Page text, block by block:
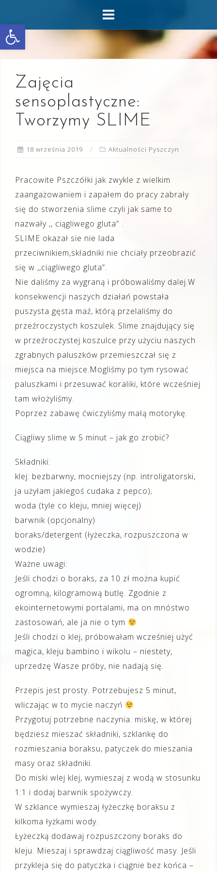
Otwórz pasek narzędzi
content
Zajęcia
sensoplastyczne:
Tworzymy SLIME
18 września 2019 Aktualności Pyszczyn
Pracowite Pszczółki jak zwykle z wielkim
zaangażowaniem i zapałem do pracy zabrały
się do stworzenia slime czyli jak same to
nazwały ,, ciągliwego gluta” .
SLIME okazał sie nie lada
przeciwnikiem,składniki nie chciały przeobrazić
się w ,,ciągliwego gluta”.
Nie daliśmy za wygraną i próbowaliśmy dalej.W
konsekwencji naszych działań powstała
puszysta gęsta maź, którą przelaliśmy do
przeźroczystych koszulek. Slime znajdujący się
w przeźroczystej koszulce przy użyciu naszych
zgrabnych paluszków przemieszczał się z
miejsca na miejsce.Mogliśmy po tym rysować
paluszkami i przesuwać koraliki, które wcześniej
tam włożyliśmy.
Poprzez zabawę ćwiczyliśmy małą motorykę.
Ciągliwy slime w 5 minut – jak go zrobić?
Składniki:
klej: bezbarwny, mocniejszy (np. introligatorski,
ja użyłam jakiegoś cudaka z pepco);
woda (tyle co kleju, mniej więcej)
barwnik (opcjonalny)
boraks/detergent (łyżeczka, rozpuszczona w
wodzie)
Ważne uwagi:
Jeśli chodzi o boraks, za 10 zł można kupić
ogromną, kilogramową butlę. Zgodnie z
ekointernetowymi portalami, ma on mnóstwo
zastosowań, ale ja nie o tym
Jeśli chodzi o klej, próbowałam wcześniej użyć
magica, kleju bambino i wikolu – niestety,
uprzedzę Wasze próby, nie nadają się.
Przepis jest prosty. Potrzebujesz 5 minut,
wliczając w to mycie naczyń
Przygotuj potrzebne naczynia: miskę, w której
będziesz mieszać składniki, szklankę do
rozmieszania boraksu, patyczek do mieszania
masy oraz składniki.
Do miski wlej klej, wymieszaj z wodą w stosunku
1:1 i dodaj barwnik spożywczy.
W szklance wymieszaj łyżeczkę boraksu z
kilkoma łyżkami wody.
Łyżeczką dodawaj rozpuszczony boraks do
kleju. Mieszaj i sprawdzaj ciągliwość masy. Jeśli
przykleja się do patyczka i ciągnie bez końca –